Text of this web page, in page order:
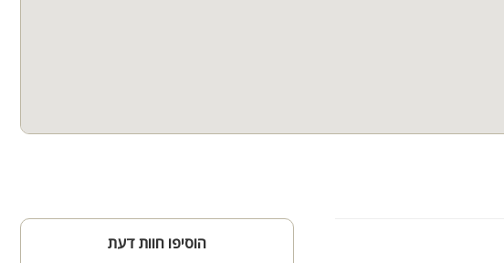
הוסיפו חוות דעת